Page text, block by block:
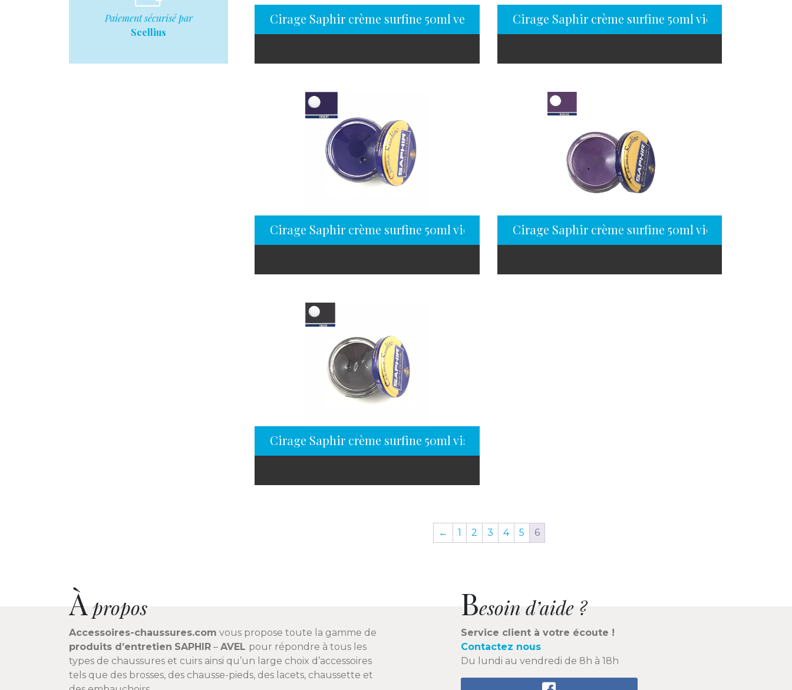
Paiement sécurisé par
Scellius
Cirage Saphir crème surfine 50ml vert pommeCirage Saphir crème surfine 50ml vieux rose
Cirage Saphir crème surfine 50ml violet Cirage Saphir crème surfine 50ml violine
Cirage Saphir crème surfine 50ml vison
← 1 2 3 4 5 6
Àpropos
Accessoires-chaussures.com vous propose toute la gamme de
produits d’entretien SAPHIR – AVEL pour répondre à tous les
types de chaussures et cuirs ainsi qu’un large choix d’accessoires
tels que des brosses, des chausse-pieds, des lacets, chaussette et
Besoin d’aide ?
Service client à votre écoute !
Contactez nous
Du lundi au vendredi de 8h à 18h